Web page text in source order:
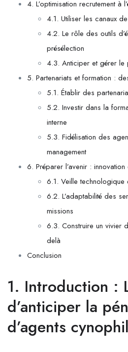
4. L’optimisation recrutement à
4.1. Utiliser les canaux
4.2. Le rôle des outils
présélection
4.3. Anticiper et gérer le
5. Partenariats et formation :
5.1. Établir des
5.2. Investir dans la
interne
5.3. Fidélisation des
management
6. Préparer l’avenir : innovation
6.1. Veille technologique
6.2. L’adaptabilité des
missions
6.3. Construire un vivier
delà
Conclusion
1. Introduction :
d’anticiper la
d’agents